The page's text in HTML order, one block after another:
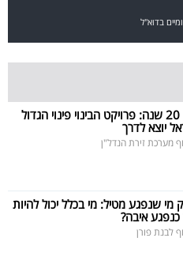
בדוא"ל
אחרי 20 שנה: פרויקט הבינוי פינוי הגדול
יוצא לדרך
מערכת זירת הנדל"ן
מי שנפגע מטיל: מי בכלל יכול להיות
כנפגע איבה?
לבנת פורן